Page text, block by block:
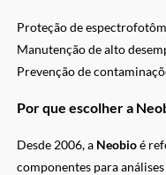
Proteção de
Manutenção de alto
Prevenção de
Por que escolher a
Desde 2006, a Neobioé
componentes para